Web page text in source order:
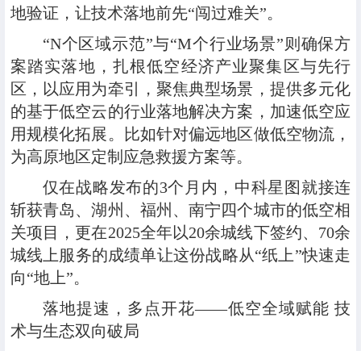
地验证，让技术落地前先“闯过难关”。
“N个区域示范”与“M个行业场景”则确保方
案踏实落地，扎根低空经济产业聚集区与先行
区，以应用为牵引，聚焦典型场景，提供多元化
的基于低空云的行业落地解决方案，加速低空应
用规模化拓展。比如针对偏远地区做低空物流，
为高原地区定制应急救援方案等。
仅在战略发布的3个月内，中科星图就接连
斩获青岛、湖州、福州、南宁四个城市的低空相
关项目，更在2025全年以20余城线下签约、70余
城线上服务的成绩单让这份战略从“纸上”快速走
向“地上”。
落地提速 ， 多点开花——低空全域赋能 技
术与生态双向破局